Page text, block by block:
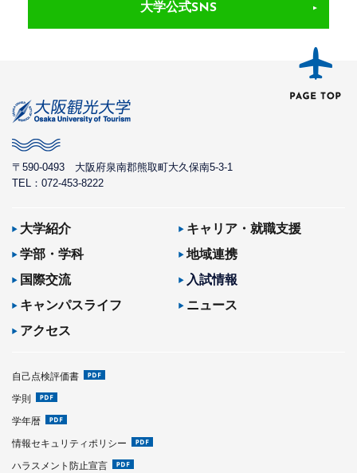
大学公式SNS
〒590-0493 大阪府泉南郡熊取町大久保南5-3-1
TEL：072-453-8222
大学紹介
キャリア・就職支援
学部・学科
地域連携
国際交流
入試情報
キャンパスライフ
ニュース
アクセス
自己点検評価書
学則
学年暦
情報セキュリティポリシー
ハラスメント防止宣言